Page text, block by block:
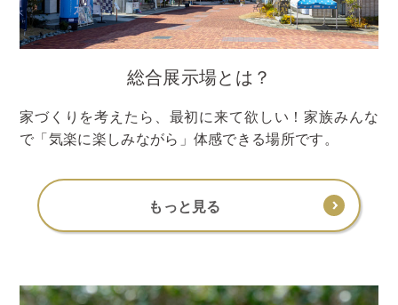
総合展示場とは？
家づくりを考えたら、最初に来て欲しい！家族みんな
で「気楽に楽しみながら」体感できる場所です。
もっと見る